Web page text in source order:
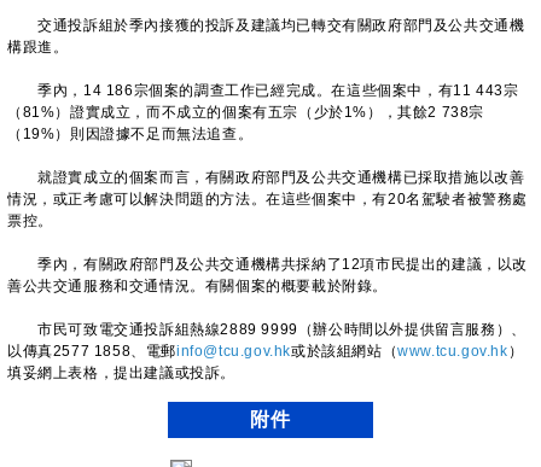
交通投訴組於季內接獲的投訴及建議均已轉交有關政府部門及公共交通機
構跟進。
季內，14 186宗個案的調查工作已經完成。在這些個案中，有11 443宗
（81%）證實成立，而不成立的個案有五宗（少於1%），其餘2 738宗
（19%）則因證據不足而無法追查。
就證實成立的個案而言，有關政府部門及公共交通機構已採取措施以改善
情況，或正考慮可以解決問題的方法。在這些個案中，有20名駕駛者被警務處
票控。
季內，有關政府部門及公共交通機構共採納了12項市民提出的建議，以改
善公共交通服務和交通情況。有關個案的概要載於附錄。
市民可致電交通投訴組熱線2889 9999（辦公時間以外提供留言服務）、
以傳真2577 1858、電郵info@tcu.gov.hk或於該組網站（www.tcu.gov.hk ）
填妥網上表格，提出建議或投訴。
附件